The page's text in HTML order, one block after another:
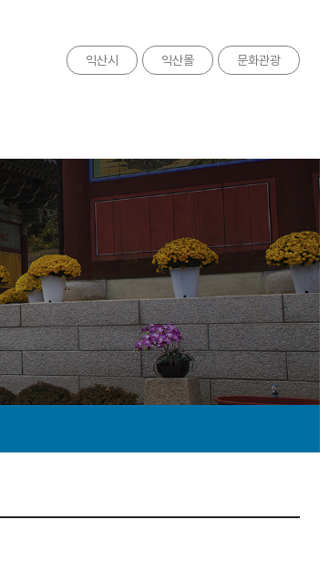
익산시 익산몰 문화관광